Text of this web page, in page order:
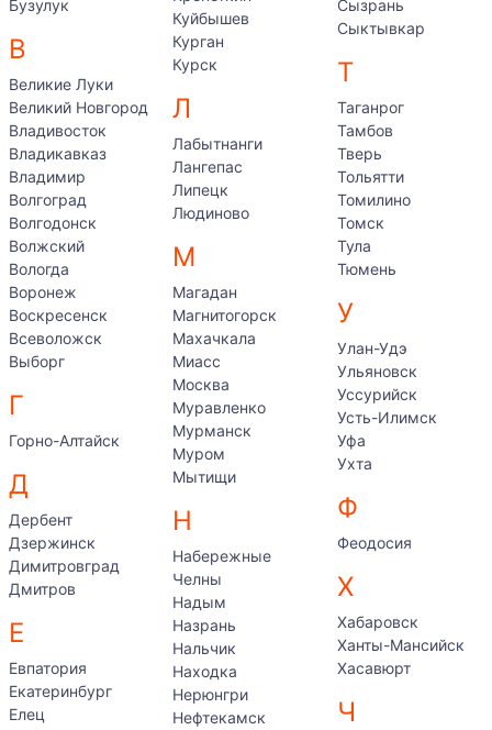
Бузулук
В
Великие Луки
Великий Новгород
Владивосток
Владикавказ
Владимир
Волгоград
Волгодонск
Волжский
Вологда
Воронеж
Воскресенск
Всеволожск
Выборг
Г
Горно-Алтайск
Д
Дербент
Дзержинск
Димитровград
Дмитров
Е
Евпатория
Екатеринбург
Елец
Куйбышев
Курган
Курск
Л
Лабытнанги
Лангепас
Липецк
Людиново
М
Магадан
Магнитогорск
Махачкала
Миасс
Москва
Муравленко
Мурманск
Муром
Мытищи
Н
Набережные
Челны
Надым
Назрань
Нальчик
Находка
Нерюнгри
Нефтекамск
Сызрань
Сыктывкар
Т
Таганрог
Тамбов
Тверь
Тольятти
Томилино
Томск
Тула
Тюмень
У
Улан-Удэ
Ульяновск
Уссурийск
Усть-Илимск
Уфа
Ухта
Ф
Феодосия
Х
Хабаровск
Ханты-Мансийск
Хасавюрт
Ч